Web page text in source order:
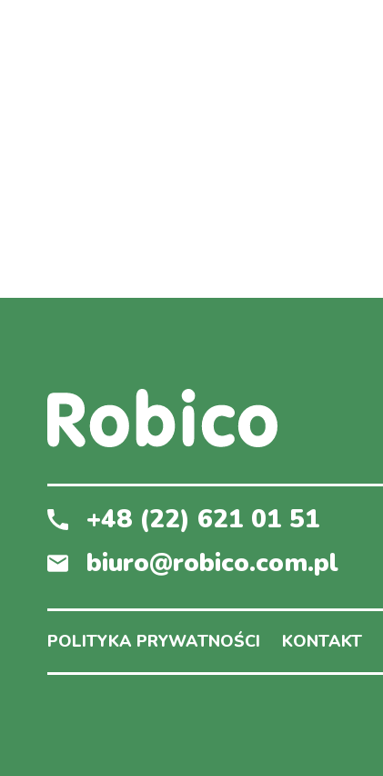
+48 (22) 621 01 51
biuro@robico.com.pl
POLITYKA PRYWATNOŚCI KONTAKT